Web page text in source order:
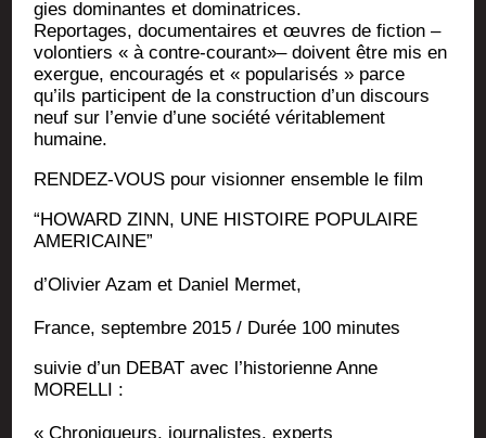
gies domi­nantes et dominatrices.
Repor­tages, docu­men­taires et œuvres de fic­tion –
volon­tiers « à contre-cou­rant»– doivent être mis en
exergue, encou­ra­gés et « popu­la­ri­sés » parce
qu’ils par­ti­cipent de la construc­tion d’un dis­cours
neuf sur l’envie d’une socié­té véri­ta­ble­ment
humaine.
RENDEZ-VOUS pour vision­ner ensemble le film
“HOWARD ZINN, UNE HISTOIRE POPULAIRE
AMERICAINE”
d’O­li­vier Azam et Daniel Mermet,
France, sep­tembre 2015 / Durée 100 minutes
sui­vie d’un DEBAT avec l’his­to­rienne Anne
MORELLI :
« Chro­ni­queurs, jour­na­listes, experts